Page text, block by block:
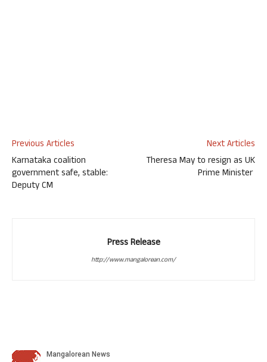
Previous Articles
Karnataka coalition
government safe, stable:
Deputy CM
Next Articles
Theresa May to resign as UK
Prime Minister
Press Release
http://www.mangalorean.com/